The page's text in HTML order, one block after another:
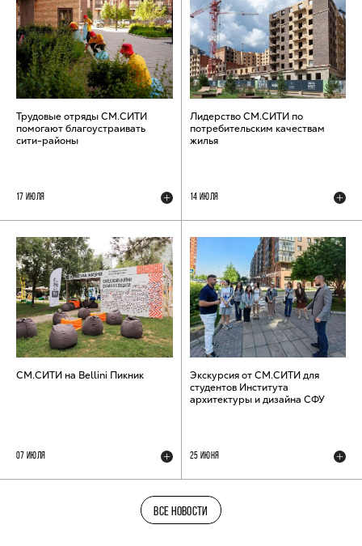
Трудовые отряды СМ.СИТИ
помогают благоустраивать
сити-районы
17 ИЮЛЯ
Лидерство СМ.СИТИ по
потребительским качествам
жилья
14 ИЮЛЯ
СМ.СИТИ на Bellini Пикник
07 ИЮЛЯ
Экскурсия от СМ.СИТИ для
студентов Института
архитектуры и дизайна СФУ
25 ИЮНЯ
ВСЕ НОВОСТИ